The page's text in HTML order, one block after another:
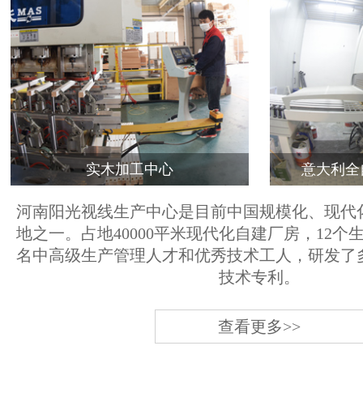
实木加工中心 意大利
河南阳光视线生产中心是目前中国规模化、现代
地之一。占地40000平米现代化自建厂房，12个
名中高级生产管理人才和优秀技术工人，研发了
技术专利。
查看更多>>